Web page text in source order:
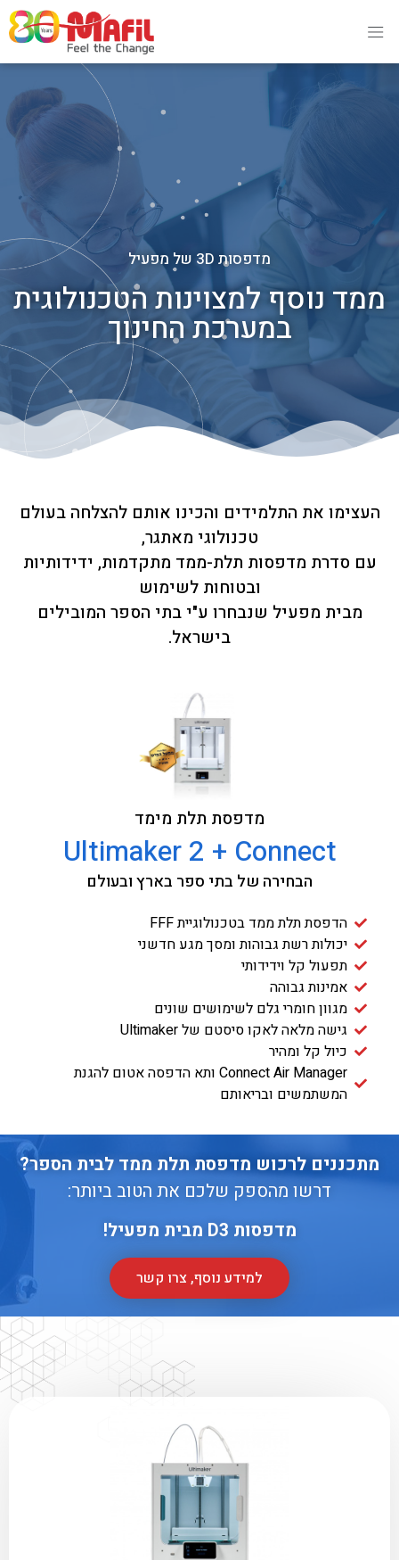
מדפסות 3D של מפעיל
ממד נוסף למצוינות הטכנולוגית
במערכת החינוך
העצימו את התלמידים והכינו אותם להצלחה בעולם
טכנולוגי מאתגר,
עם סדרת מדפסות תלת-ממד מתקדמות, ידידותיות
ובטוחות לשימוש
מבית מפעיל שנבחרו ע"י בתי הספר המובילים
בישראל.
מדפסת תלת מימד
Ultimaker 2 + Connect
הבחירה של בתי ספר בארץ ובעולם
הדפסת תלת ממד בטכנולוגיית FFF
יכולות רשת גבוהות ומסך מגע חדשני
תפעול קל וידידותי
אמינות גבוהה
מגוון חומרי גלם לשימושים שונים
גישה מלאה לאקו סיסטם של Ultimaker
כיול קל ומהיר
Connect Air Manager ותא הדפסה אטום להגנת
המשתמשים ובריאותם
מתכננים לרכוש מדפסת תלת ממד לבית הספר?
דרשו מהספק שלכם את הטוב ביותר:
מדפסות
D3 מבית מפעיל!
למידע נוסף, צרו קשר